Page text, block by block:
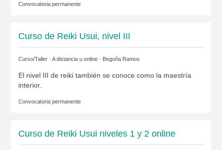
Convocatoria permanente
Curso de Reiki Usui, nivel III
Curso/Taller · A distancia u online · Begoña Ramos
El nivel III de reiki también se conoce como la maestría
interior.
Convocatoria permanente
Curso de Reiki Usui niveles 1 y 2 online